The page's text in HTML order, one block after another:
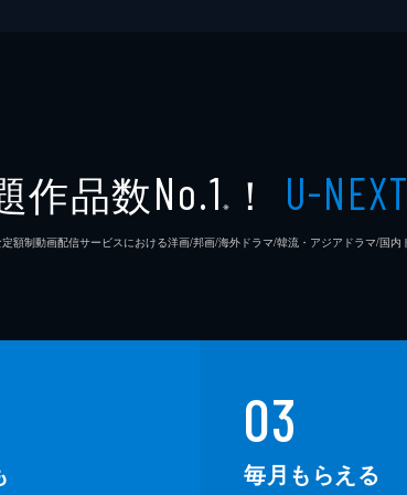
作品数No.1 ※ ！ U-NEXT
制動画配信サービスにおける洋画/邦画/海外ドラマ/韓流・アジアドラマ/国内
03
毎月もらえる